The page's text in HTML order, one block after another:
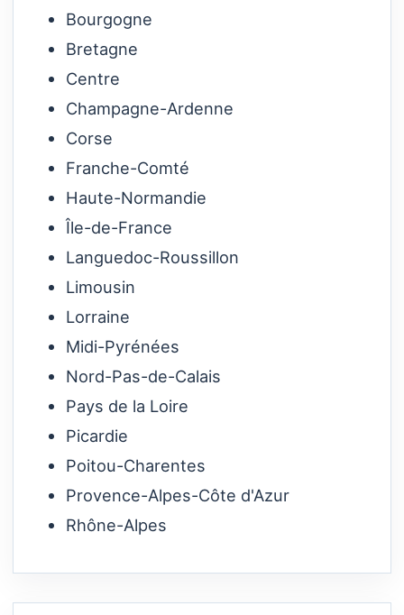
Bourgogne
Bretagne
Centre
Champagne-Ardenne
Corse
Franche-Comté
Haute-Normandie
Île-de-France
Languedoc-Roussillon
Limousin
Lorraine
Midi-Pyrénées
Nord-Pas-de-Calais
Pays de la Loire
Picardie
Poitou-Charentes
Provence-Alpes-Côte d'Azur
Rhône-Alpes